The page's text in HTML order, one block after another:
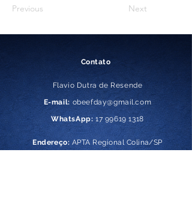
Previous Next
Contato
Flavio Dutra de Resende
E-mail: obeefday@gmail.com
WhatsApp:17 99619 1318
Endereço: APTA Regional Colina/SP